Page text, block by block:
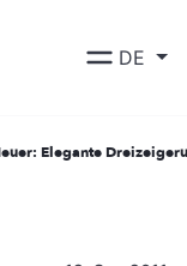
DE
Elegante